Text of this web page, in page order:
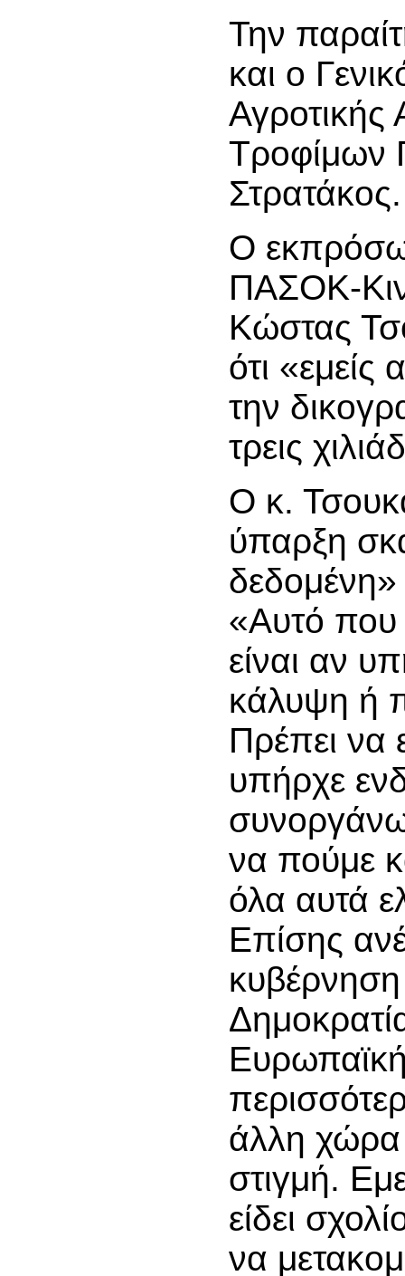
Την
και ο
Αγροτικής
Τροφίμων
Στρατάκος.
Ο
ΠΑΣΟΚ-
Κώστας
ότι «εμείς
την
τρεις
Ο κ.
ύπαρξη
«Αυτό που
είναι αν
κάλυψη ή
Πρέπει να
υπήρχε
να πούμε
όλα αυτά
Επίσης
άλλη χώρα
στιγμή.
είδει
να